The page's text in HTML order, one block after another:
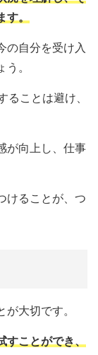
。
の自分を受け入
。
ることは避け、
が向上し、仕事
けることが、つ
大切です。
すことができ、